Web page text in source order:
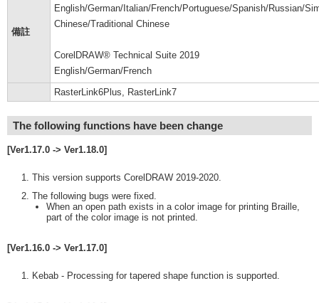
備註
English/German/Italian/French/Portuguese/Spanish/Russian/
Chinese/Traditional Chinese
CorelDRAW® Technical Suite 2019
English/German/French
RasterLink6Plus, RasterLink7
The following functions have been change
[Ver1.17.0 -> Ver1.18.0]
This version supports CorelDRAW 2019-2020.
The following bugs were fixed.
When an open path exists in a color image for printing Braille,
part of the color image is not printed.
[Ver1.16.0 -> Ver1.17.0]
Kebab - Processing for tapered shape function is supported.